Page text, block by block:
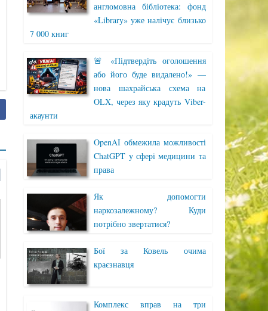
англомовна бібліотека: фонд
«Library» уже налічує близько
7 000 книг
🚨 «Підтвердіть оголошення
або його буде видалено!» —
нова шахрайська схема на
OLX, через яку крадуть Viber-
акаунти
OpenAI обмежила можливості
ChatGPT у сфері медицини та
права
Як допомогти
наркозалежному? Куди
потрібно звертатися?
Бої за Ковель очима
краєзнавця
Комплекс вправ на три